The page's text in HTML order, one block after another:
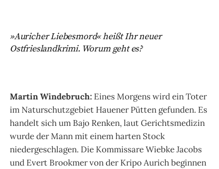
»Auricher Liebesmord« heißt Ihr neuer
Ostfrieslandkrimi. Worum geht es?
Martin Windebruch: Eines Morgens wird ein Toter
im Naturschutzgebiet Hauener Pütten gefunden. Es
handelt sich um Bajo Renken, laut Gerichtsmedizin
wurde der Mann mit einem harten Stock
niedergeschlagen. Die Kommissare Wiebke Jacobs
und Evert Brookmer von der Kripo Aurich beginnen